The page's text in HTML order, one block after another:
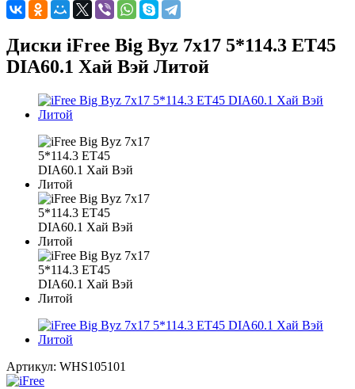
Диски iFree Big Byz 7x17 5*114.3 ET45
DIA60.1 Хай Вэй Литой
Артикул: WHS105101